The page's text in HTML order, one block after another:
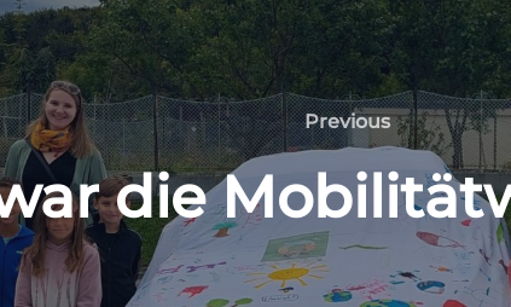
Previous
Previous
die